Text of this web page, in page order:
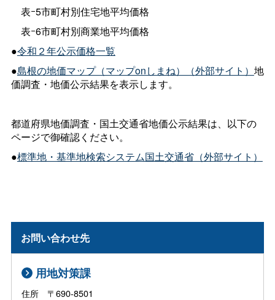
表ｰ5市町村別住宅地平均価格
表ｰ6市町村別商業地平均価格
●令和２年公示価格一覧
●島根の地価マップ（マップonしまね）（外部サイト） 地
価調査・地価公示結果を表示します。
都道府県地価調査・国土交通省地価公示結果は、以下の
ページで御確認ください。
●標準地・基準地検索システム国土交通省（外部サイト）
お問い合わせ先
用地対策課
住所 〒690-8501